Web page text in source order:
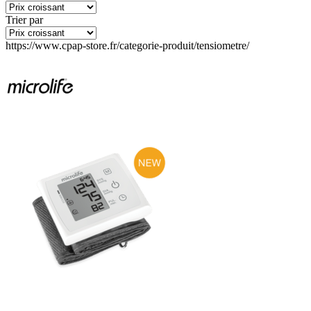
Trier par
https://www.cpap-store.fr/categorie-produit/tensiometre/